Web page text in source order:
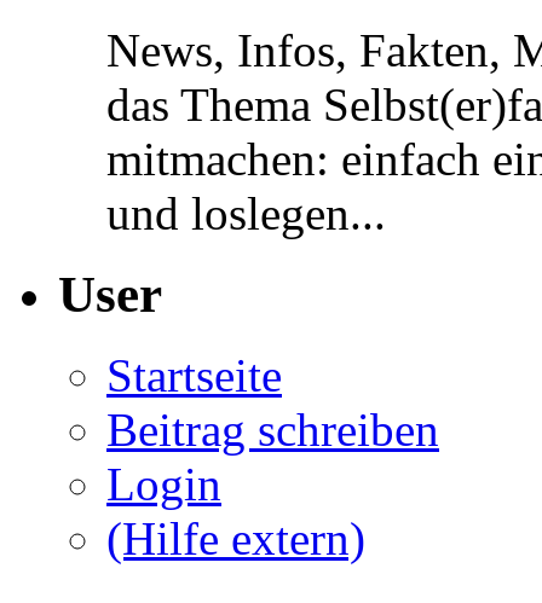
News, Infos, Fakten,
das Thema
mitmachen: einfach
und loslegen...
User
Startseite
Beitrag schreiben
Login
(Hilfe extern)